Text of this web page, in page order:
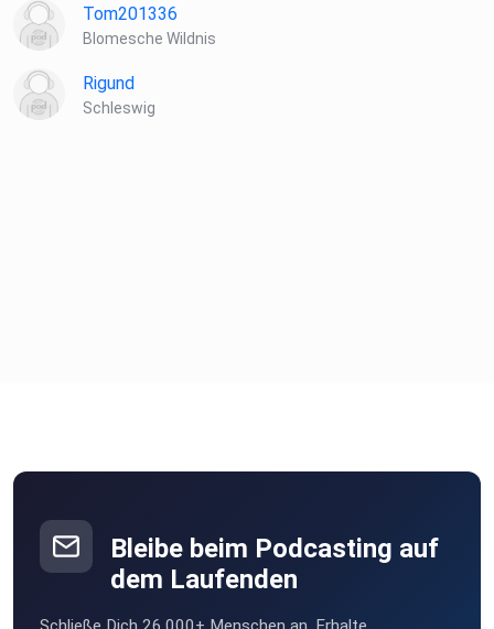
Tom201336
Blomesche Wildnis
Rigund
Schleswig
Bleibe beim Podcasting auf
dem Laufenden